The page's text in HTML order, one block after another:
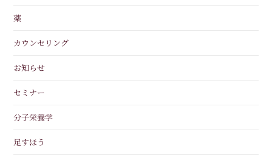
薬
カウンセリング
お知らせ
セミナー
分子栄養学
足すほう